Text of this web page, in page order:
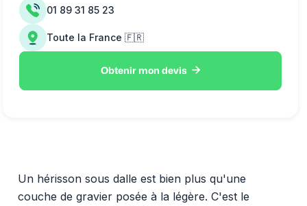
Un hérisson sous dalle est bien plus qu'une
couche de gravier posée à la légère. C'est le
01 89 31 85 23
Toute la France 🇫🇷
Obtenir mon devis 